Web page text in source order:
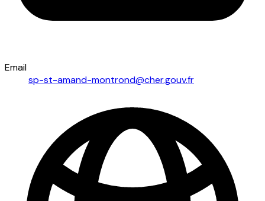
Email
sp-st-amand-montrond@cher.gouv.fr